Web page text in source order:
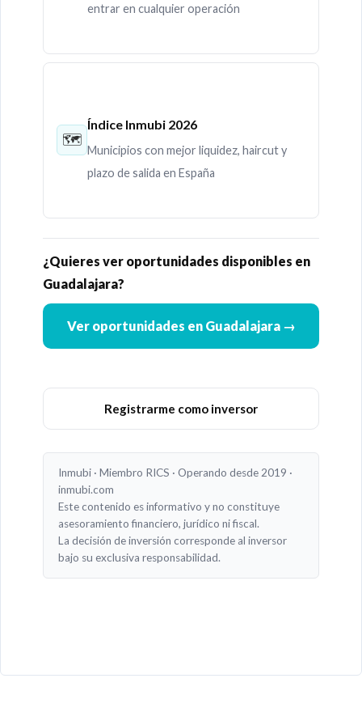
entrar en cualquier operación
🗺
Índice Inmubi 2026
Municipios con mejor liquidez, haircut y
plazo de salida en España
¿Quieres ver oportunidades disponibles en
Guadalajara?
Ver oportunidades en Guadalajara →
Registrarme como inversor
Inmubi · Miembro RICS · Operando desde 2019 ·
inmubi.com
Este contenido es informativo y no constituye
asesoramiento financiero, jurídico ni fiscal.
La decisión de inversión corresponde al inversor
bajo su exclusiva responsabilidad.